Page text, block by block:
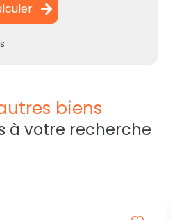
biens
à votre recherche